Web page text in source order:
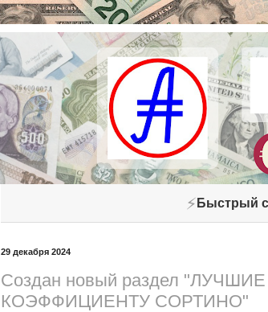
⚡ Быстрый
29 декабря 2024
Создан новый раздел
КОЭФФИЦИЕНТУ СОРТИНО"